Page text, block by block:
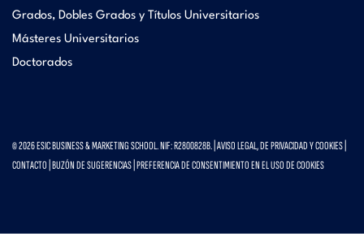
Grados, Dobles Grados y Títulos Universitarios
Másteres Universitarios
Doctorados
© 2026 ESIC BUSINESS & MARKETING SCHOOL. NIF: R2800828B. | AVISO LEGAL, DE PRIVACIDAD Y COOKIES
CONTACTO BUZÓN DE SUGERENCIAS PREFERENCIA DE CONSENTIMIENTO EN EL USO DE COOKIES